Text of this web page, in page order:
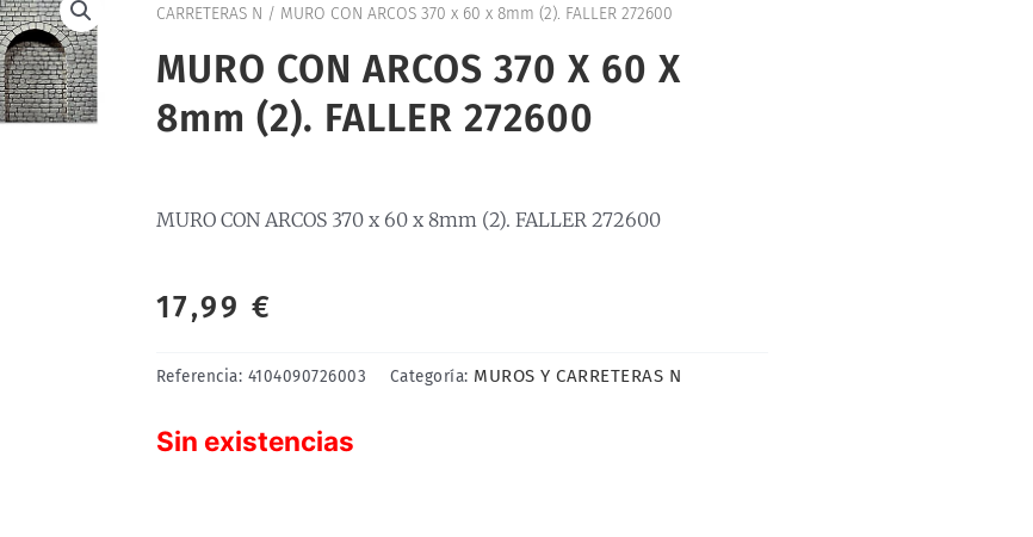
CARRETERAS N / MURO CON ARCOS 370 x 60 x 8mm (2). FALLER 272600
MURO CON ARCOS 370 X 60 X
8mm (2). FALLER 272600
MURO CON ARCOS 370 x 60 x 8mm (2). FALLER 272600
17,99 €
Referencia: 4104090726003 Categoría: MUROS Y CARRETERAS N
Sin existencias